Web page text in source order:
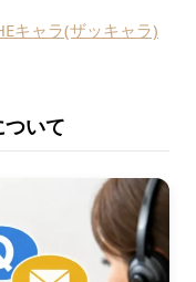
キャラ(ザッキャラ)
いて